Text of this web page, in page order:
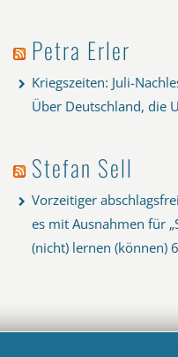
Petra Erler
Kriegszeiten: Juli-
Über Deutschland, die
Stefan Sell
Vorzeitiger
es mit Ausnahmen für
(nicht) lernen (können)